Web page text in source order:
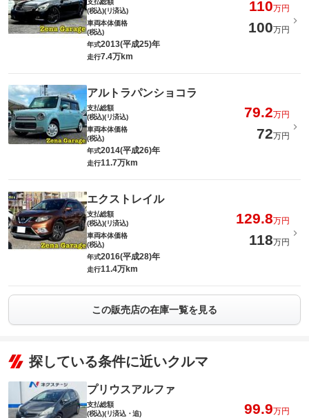
(税込)(リ済込)
110万円
車両本体価格
(税込)
100万円
年式2013(平成25)年
走行7.4万km
アルトラパンショコラ
支払総額
(税込)(リ済込)
79.2万円
車両本体価格
(税込)
72万円
年式2014(平成26)年
走行11.7万km
エクストレイル
支払総額
(税込)(リ済込)
129.8万円
車両本体価格
(税込)
118万円
年式2016(平成28)年
走行11.4万km
この販売店の在庫一覧を見る
探している条件に近いクルマ
プリウスアルファ
支払総額
(税込)(リ済込・追)
99.9万円